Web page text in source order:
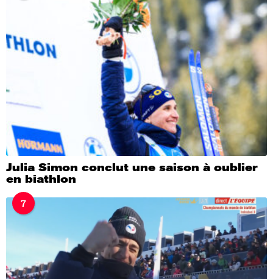
Julia Simon conclut une saison à oublier
en biathlon
7